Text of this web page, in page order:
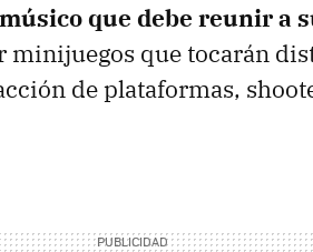
que debe reunir a
minijuegos que tocarán
de plataformas,